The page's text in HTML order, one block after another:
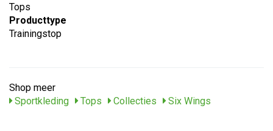
Tops
Producttype
Trainingstop
Shop meer
Sportkleding
Tops Collecties Six Wings